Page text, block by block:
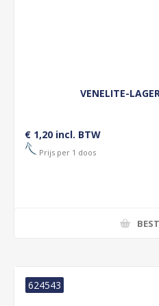
VENELITE-
€ 1,20 incl. BTW
Prijs per 1 doos
624543